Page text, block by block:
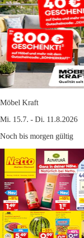
Möbel Kraft
Mi. 15.7. - Di. 11.8.2026
Noch bis morgen gültig